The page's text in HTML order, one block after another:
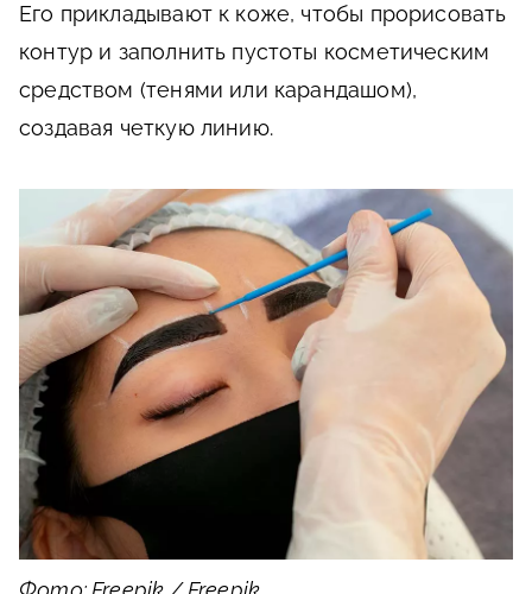
Его прикладывают к коже, чтобы прорисовать
контур и заполнить пустоты косметическим
средством (тенями или карандашом),
создавая четкую линию.